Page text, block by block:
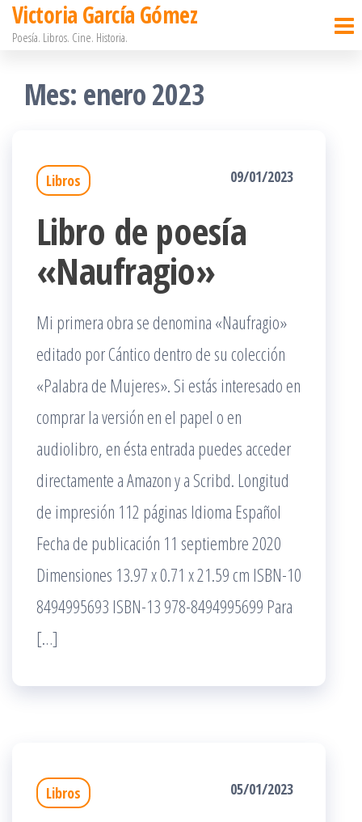
Saltar
contenido
Victoria García Gómez
Poesía. Libros. Cine. Historia.
Mes: enero 2023
Libros 09/01/2023
Libro de poesía
«Naufragio»
Mi primera obra se denomina «Naufragio»
editado por Cántico dentro de su colección
«Palabra de Mujeres». Si estás interesado en
comprar la versión en el papel o en
audiolibro, en ésta entrada puedes acceder
directamente a Amazon y a Scribd. Longitud
de impresión 112 páginas Idioma Español
Fecha de publicación 11 septiembre 2020
Dimensiones 13.97 x 0.71 x 21.59 cm ISBN-10
8494995693 ISBN-13 978-8494995699 Para
[…]
Libros 05/01/2023